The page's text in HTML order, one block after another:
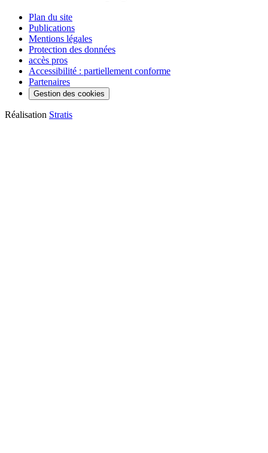
Plan du site
Publications
Mentions légales
Protection des données
accès pros
Accessibilité : partiellement conforme
Partenaires
Gestion des cookies
Réalisation Stratis